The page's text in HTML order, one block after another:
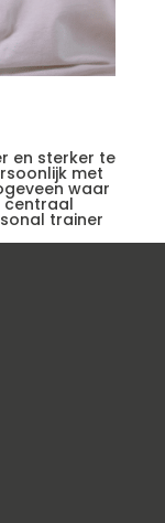
en sterker te
met
waar
centraal
trainer